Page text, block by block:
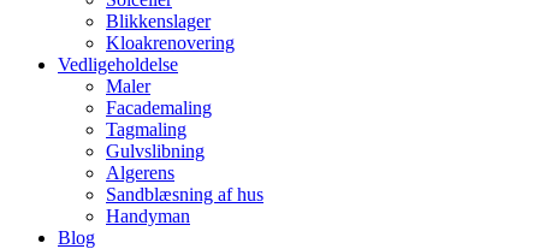
Blikkenslager
Kloakrenovering
Vedligeholdelse
Maler
Facademaling
Tagmaling
Gulvslibning
Algerens
Sandblæsning af hus
Handyman
Blog